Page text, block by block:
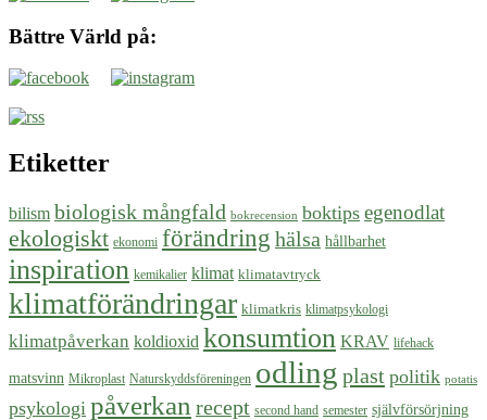
Bättre Värld på:
Etiketter
bilism biologisk mångfald bokrecension boktips egenodlat
ekologiskt ekonomi förändring hälsa hållbarhet
inspiration kemikalier klimat klimatavtryck
klimatförändringar klimatkris klimatpsykologi
klimatpåverkan koldioxid konsumtion KRAV lifehack
matsvinn Mikroplast Naturskyddsföreningen odling plast politik potatis
psykologi påverkan recept second hand semester självförsörjning